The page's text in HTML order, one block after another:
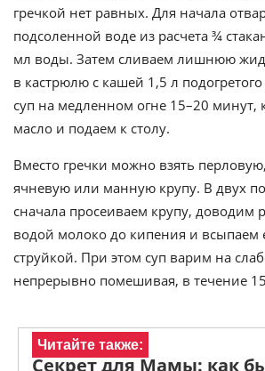
гречкой нет равных. Для начала
подсоленной воде из расчета ¾
мл воды. Затем сливаем лишнюю
в кастрюлю с кашей 1,5 л
суп на медленном огне 15–20 минут,
масло и подаем к столу.
Вместо гречки можно взять
ячневую или манную крупу. В двух
сначала просеиваем крупу, доводим
водой молоко до кипения и всыпаем
струйкой. При этом суп варим на
непрерывно помешивая, в течение
Читайте также:
Секрет для Мамы: как